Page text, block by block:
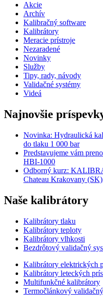
Akcie
Archív
Kalibračný software
Kalibrátory
Meracie prístroje
Nezaradené
Novinky
Služby
Tipy, rady, návody
Validačné systémy
Videá
Najnovšie
Novinka: Hydraulická
do tlaku 1 000 bar
Predstavujeme vám
HBI-1000
Odborný kurz:
Chateau Krakovany
Naše kalibrátory
Kalibrátory tlaku
Kalibrátory teploty
Kalibrátory vlhkosti
Bezdrôtový validačný
Kalibrátory elektrických
Kalibrátory leteckých
Multifunkčné kalibrátory
Termočlánkový